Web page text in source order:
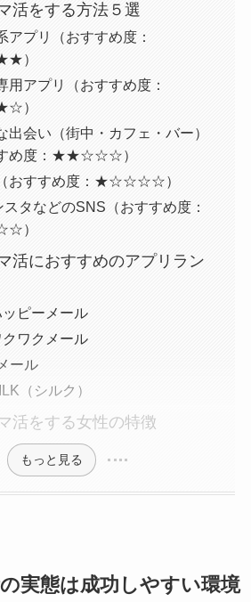
活をする方法５選
アプリ（おすすめ度：
）
用アプリ（おすすめ度：
）
出会い（街中・カフェ・バー）
すめ度：★★☆☆☆）
おすすめ度：★☆☆☆☆）
タなどのSNS（おすすめ度：
）
活におすすめのアプリラン
ピーメール
ワクメール
ール
（シルク）
活をする女性の特徴
もっと見る
実態は成功しやすい環境